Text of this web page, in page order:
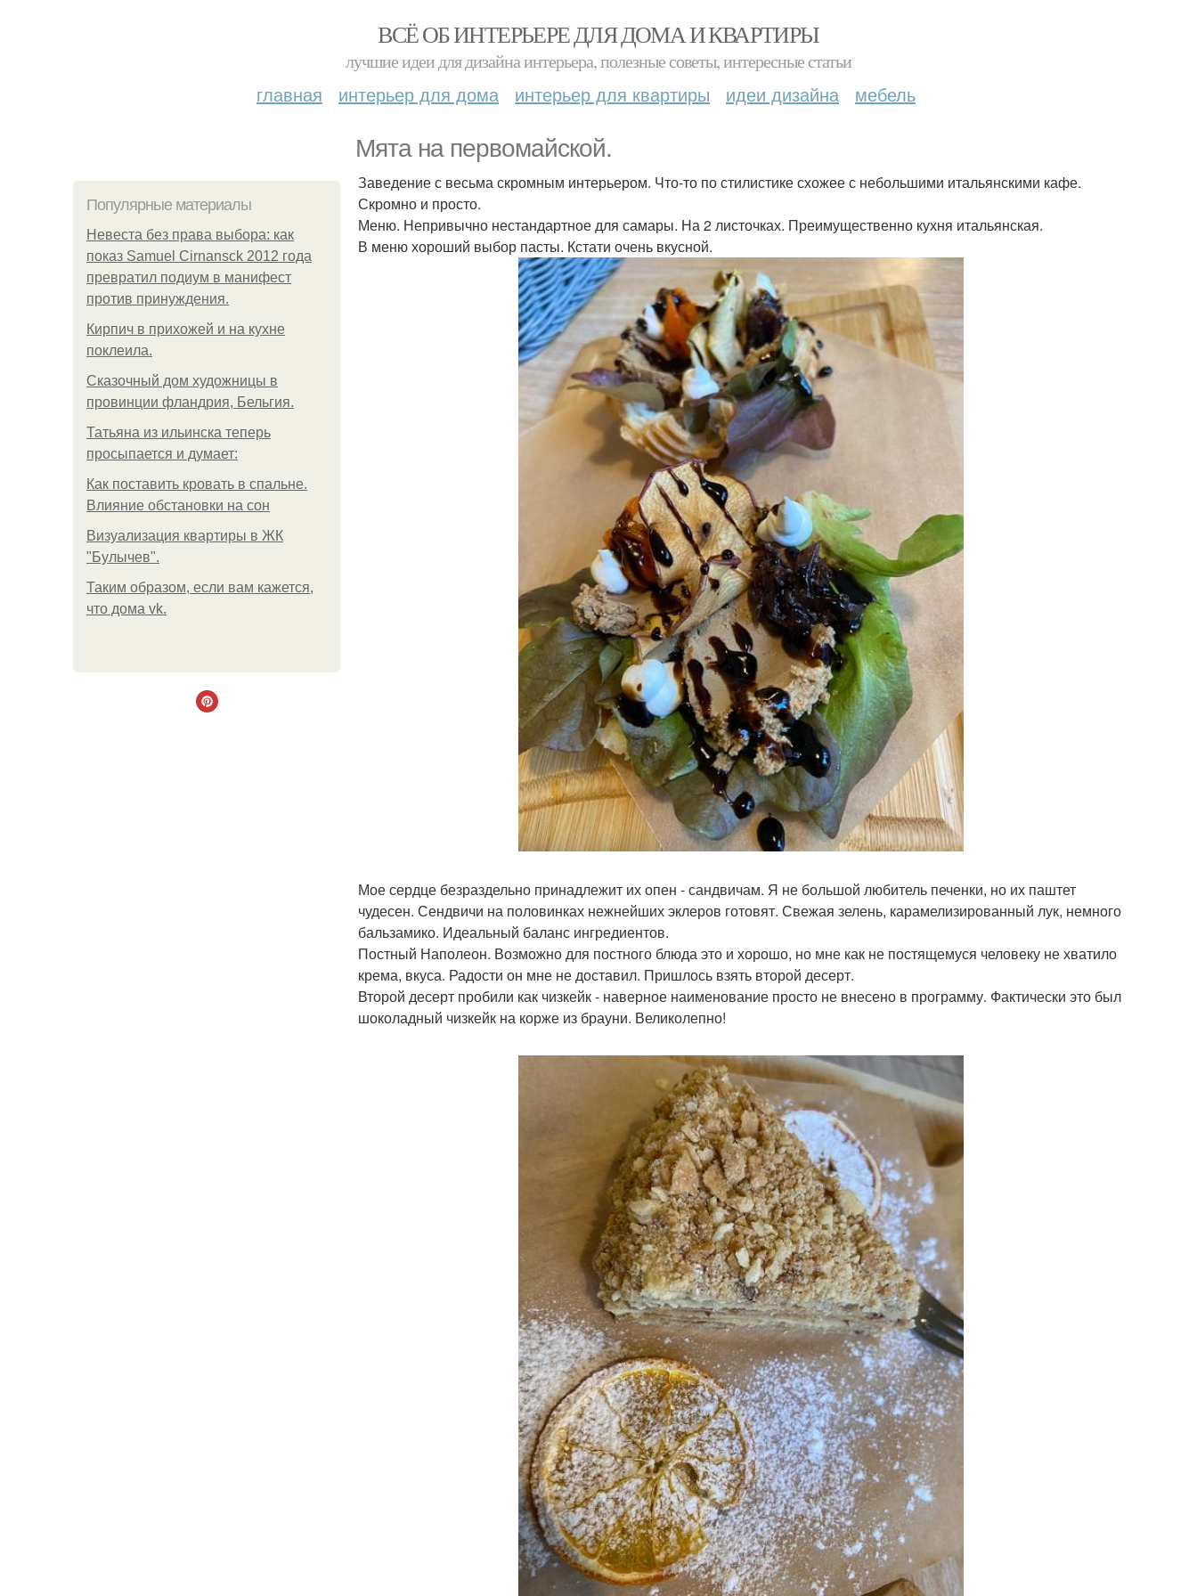
ВСЁ ОБ ИНТЕРЬЕРЕ ДЛЯ ДОМА И КВАРТИРЫ
лучшие идеи для дизайна интерьера, полезные советы, интересные статьи
главная интерьер для дома интерьер для квартиры идеи дизайна мебель
Мята на первомайской.
Популярные материалы
Невеста без права выбора: как
показ Samuel Cirnansck 2012 года
превратил подиум в манифест
против принуждения.
Кирпич в прихожей и на кухне
поклеила.
Сказочный дом художницы в
провинции фландрия, Бельгия.
Татьяна из ильинска теперь
просыпается и думает:
Как поставить кровать в спальне.
Влияние обстановки на сон
Визуализация квартиры в ЖК
"Булычев".
Таким образом, если вам кажется,
что дома vk.
Заведение с весьма скромным интерьером. Что-то по стилистике схожее с небольшими итальянскими кафе.
Скромно и просто.
Меню. Непривычно нестандартное для самары. На 2 листочках. Преимущественно кухня итальянская.
В меню хороший выбор пасты. Кстати очень вкусной.
Мое сердце безраздельно принадлежит их опен - сандвичам. Я не большой любитель печенки, но их паштет
чудесен. Сендвичи на половинках нежнейших эклеров готовят. Свежая зелень, карамелизированный лук, немного
бальзамико. Идеальный баланс ингредиентов.
Постный Наполеон. Возможно для постного блюда это и хорошо, но мне как не постящемуся человеку не хватило
крема, вкуса. Радости он мне не доставил. Пришлось взять второй десерт.
Второй десерт пробили как чизкейк - наверное наименование просто не внесено в программу. Фактически это был
шоколадный чизкейк на корже из брауни. Великолепно!